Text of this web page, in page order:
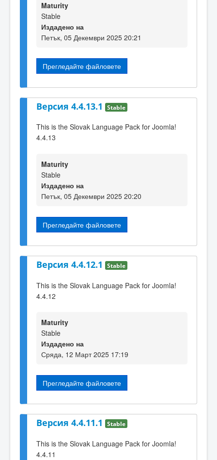
Maturity
Stable
Издадено на
Петък, 05 Декември 2025 20:21
Прегледайте файловете
Версия 4.4.13.1 Stable
This is the Slovak Language Pack for Joomla!
4.4.13
Maturity
Stable
Издадено на
Петък, 05 Декември 2025 20:20
Прегледайте файловете
Версия 4.4.12.1 Stable
This is the Slovak Language Pack for Joomla!
4.4.12
Maturity
Stable
Издадено на
Сряда, 12 Март 2025 17:19
Прегледайте файловете
Версия 4.4.11.1 Stable
This is the Slovak Language Pack for Joomla!
4.4.11